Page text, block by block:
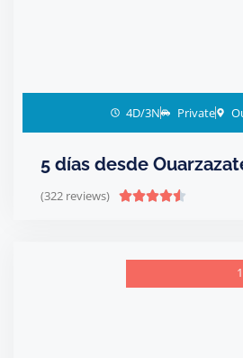
4D/3N Private
5 días desde
(322 reviews) 